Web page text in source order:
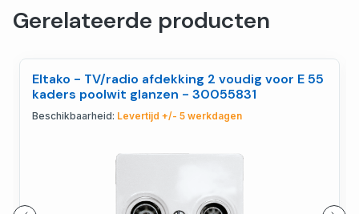
Gerelateerde producten
Eltako - TV/radio afdekking 2 voudig voor E 55
kaders poolwit glanzen - 30055831
Beschikbaarheid: Levertijd +/- 5 werkdagen